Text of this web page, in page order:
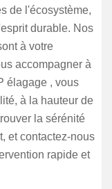
de l'écosystème,
durable. Nos
à votre
accompagner à
élagage , vous
à la hauteur de
la sérénité
et contactez-nous
rapide et